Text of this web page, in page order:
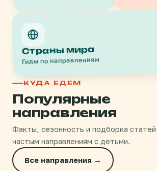
Страны мира
Гиды по направлениям
КУДА ЕДЕМ
Популярные
направления
Факты, сезонность и подборка
частым направлениям с детьми.
Все направления →